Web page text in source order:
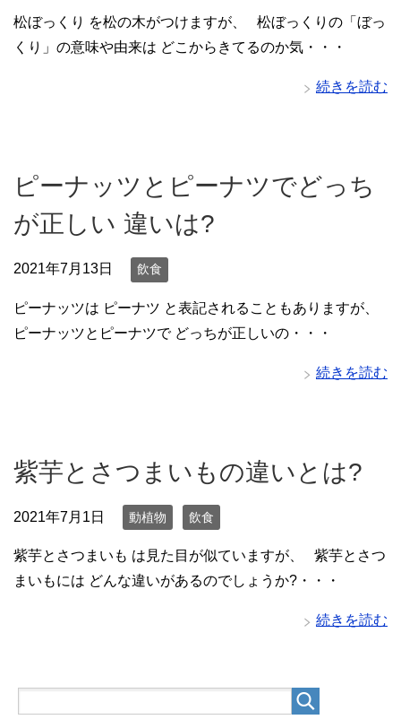
松ぼっくり を松の木がつけますが、 松ぼっくりの「ぼっ
くり」の意味や由来は どこからきてるのか気・・・
続きを読む
ピーナッツとピーナツでどっち
が正しい 違いは?
2021年7月13日 飲食
ピーナッツは ピーナツ と表記されることもありますが、
ピーナッツとピーナツで どっちが正しいの・・・
続きを読む
紫芋とさつまいもの違いとは?
2021年7月1日 動植物 飲食
紫芋とさつまいも は見た目が似ていますが、 紫芋とさつ
まいもには どんな違いがあるのでしょうか?・・・
続きを読む